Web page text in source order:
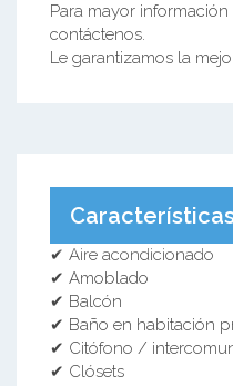
Para mayor
contáctenos.
Le garantizamos la
✔ Aire acondicionado
✔ Amoblado
✔ Balcón
✔ Baño en habitación
✔ Citófono /
✔ Clósets